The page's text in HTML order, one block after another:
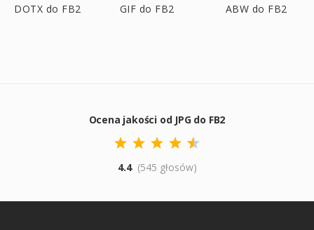
DOTX do FB2 GIF do FB2 ABW do FB2
Ocena jakości od JPG do FB2
4.4 (545 głosów)